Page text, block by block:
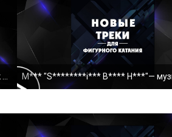
С. Л****** "Y** a** ..." — музыкальный трек для ФК